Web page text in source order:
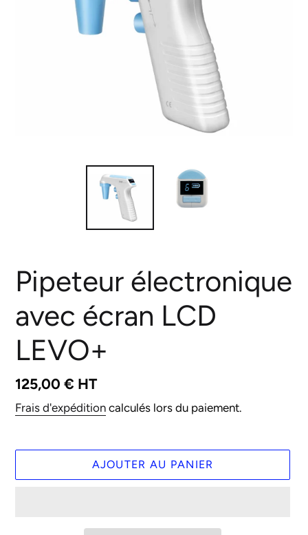
Pipeteur électronique
avec écran LCD
LEVO+
Prix
normal
125,00 € HT
Frais d'expédition calculés lors du paiement.
AJOUTER AU PANIER